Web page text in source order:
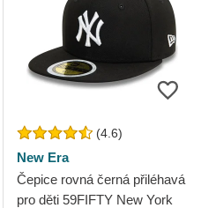
(4.6)
New Era
Čepice rovná černá přiléhavá
pro děti 59FIFTY New York